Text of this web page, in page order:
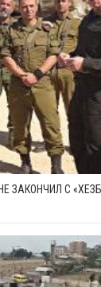
ЗАКОНЧИЛ С